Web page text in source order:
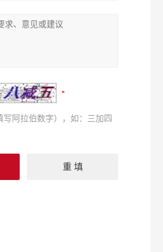
阿拉伯数字），如：三加四